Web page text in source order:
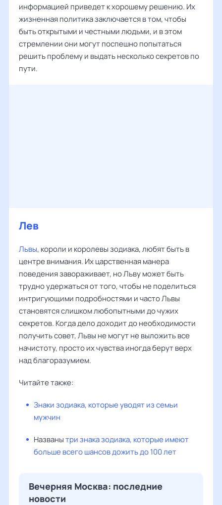
информацией приведет к хорошему решению. Их
жизненная политика заключается в том, чтобы
быть открытыми и честными людьми, и в этом
стремлении они могут поспешно попытаться
решить проблему и выдать несколько секретов по
пути.
Лев
Львы, короли и королевы зодиака, любят быть в
центре внимания. Их царственная манера
поведения завораживает, но Льву может быть
трудно удержаться от того, чтобы не поделиться
интригующими подробностями и часто Львы
становятся слишком любопытными до чужих
секретов. Когда дело доходит до необходимости
получить совет, Львы не могут не выложить все
начистоту, просто их чувства иногда берут верх
над благоразумием.
Читайте также:
Знаки зодиака, которые уводят из семьи
мужчин
Названытри знака зодиака, которые имеют
больше всего шансов дожить до 100 лет
Вечерняя Москва: последние
новости